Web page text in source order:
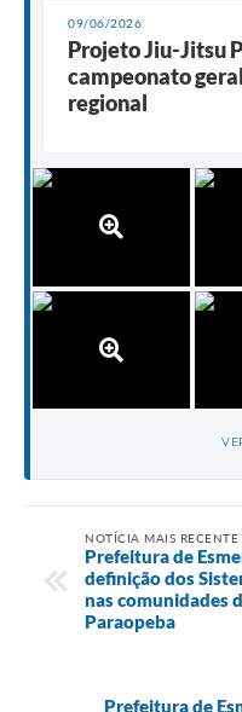
09/06/2026
Projeto Jiu-Jitsu
campeonato
regional
NOTÍCIA MAIS RECENTE
Prefeitura de
definição dos
nas comunidades
Paraopeba
Prefeitura de